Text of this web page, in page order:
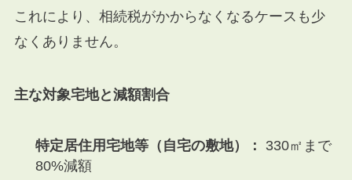
これにより、相続税がかからなくなるケースも少
なくありません。
主な対象宅地と減額割合
特定居住用宅地等（自宅の敷地）：
330㎡まで
80%減額